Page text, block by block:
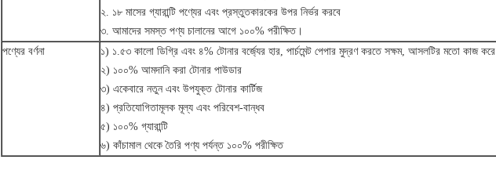
২. ১৮ মাসের গ্যারান্টি পণ্যের এবং প্রস্তুতকারকের উপর নির্ভর করবে
৩. আমাদের সমস্ত পণ্য চালানের আগে ১০০% পরীক্ষিত।
পণ্যের বর্ণনা
১) ১.৫৩ কালো ডিগ্রি এবং ৪% টোনার বর্জ্যের হার, পার্চমেন্ট পেপার মুদ্রণ করতে সক্ষম, আসলটির মতো কাজ করে
২) ১০০% আমদানি করা টোনার পাউডার
৩) একেবারে নতুন এবং উপযুক্ত টোনার কার্টিজ
৪) প্রতিযোগিতামূলক মূল্য এবং পরিবেশ-বান্ধব
৫) ১০০% গ্যারান্টি
৬) কাঁচামাল থেকে তৈরি পণ্য পর্যন্ত ১০০% পরীক্ষিত